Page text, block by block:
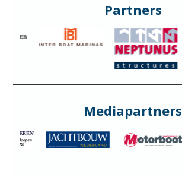
Partners
Mediapartners